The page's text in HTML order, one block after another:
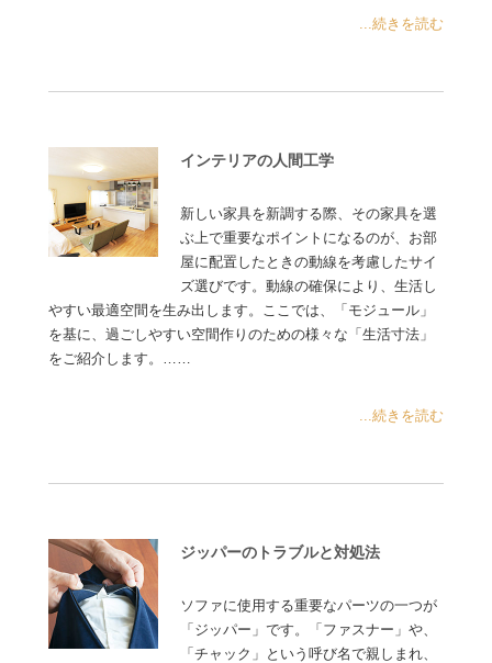
...続きを読む
インテリアの人間工学
新しい家具を新調する際、その家具を選
ぶ上で重要なポイントになるのが、お部
屋に配置したときの動線を考慮したサイ
ズ選びです。動線の確保により、生活し
やすい最適空間を生み出します。ここでは、「モジュール」
を基に、過ごしやすい空間作りのための様々な「生活寸法」
をご紹介します。……
...続きを読む
ジッパーのトラブルと対処法
ソファに使用する重要なパーツの一つが
「ジッパー」です。「ファスナー」や、
「チャック」という呼び名で親しまれ、